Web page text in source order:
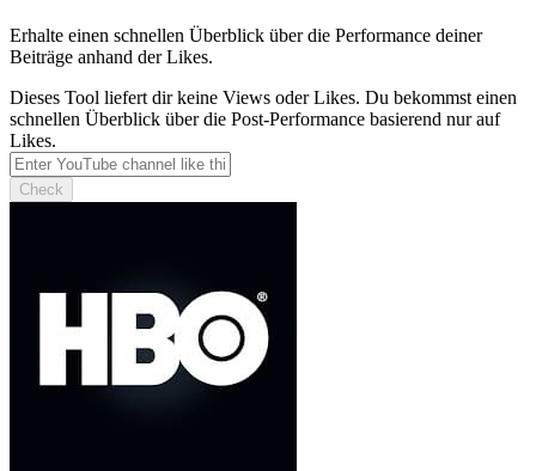
Erhalte einen schnellen Überblick über die Performance deiner
Beiträge anhand der Likes.
Dieses Tool liefert dir keine Views oder Likes. Du bekommst einen
schnellen Überblick über die Post-Performance basierend nur auf
Likes.
Check